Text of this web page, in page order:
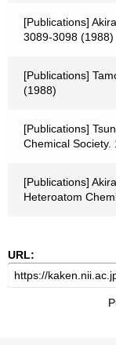
[Publications]
3089-3098 (1988)
[Publications]
(1988)
[Publications]
Chemical Society.
[Publications]
Heteroatom
URL: